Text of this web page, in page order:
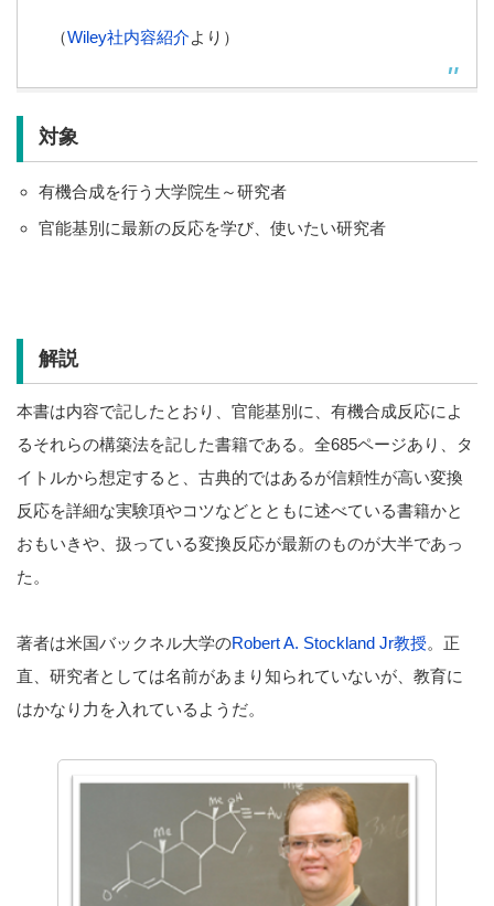
（Wiley社内容紹介より）
対象
有機合成を行う大学院生～研究者
官能基別に最新の反応を学び、使いたい研究者
解説
本書は内容で記したとおり、官能基別に、有機合成反応によ
るそれらの構築法を記した書籍である。全685ページあり、タ
イトルから想定すると、古典的ではあるが信頼性が高い変換
反応を詳細な実験項やコツなどとともに述べている書籍かと
おもいきや、扱っている変換反応が最新のものが大半であっ
た。
著者は米国バックネル大学のRobert A. Stockland Jr教授。正
直、研究者としては名前があまり知られていないが、教育に
はかなり力を入れているようだ。